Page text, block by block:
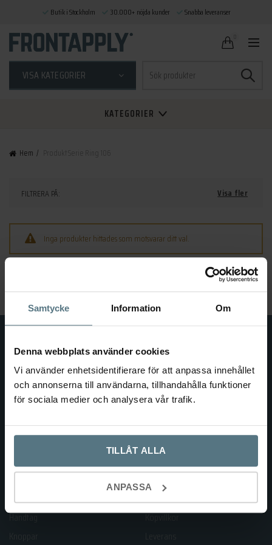
Samtycke Information Om
Denna webbplats använder cookies
Vi använder enhetsidentifierare för att anpassa innehållet
och annonserna till användarna, tillhandahålla funktioner
för sociala medier och analysera vår trafik.
TILLÅT ALLA
ANPASSA
VISA KATEGORIER
efter:
KATEGORIER
Hem
FILTRERA PÅ: Visa fler
Inga produkter hittades som motsvarar ditt val.
Handtag
HANDLA HOS OSS
Köpvillkor
Butik i Stockholm 30.000+ nöjda kunder Snabba leveranser